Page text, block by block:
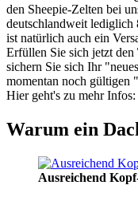
den Sheepie-Zelten bei
deutschlandweit
ist natürlich auch ein
Erfüllen Sie sich jetzt den
sichern Sie sich Ihr
momentan noch gültigen
Hier geht's zu mehr Infos:
Warum ein
Ausreichend